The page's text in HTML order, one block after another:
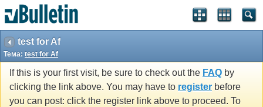
test for Af
Тема: test for Af
If this is your first visit, be sure to check out the FAQ by
clicking the link above. You may have to register before
you can post: click the register link above to proceed. To